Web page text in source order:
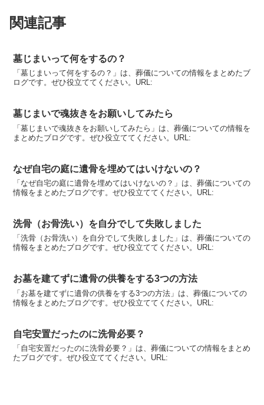
関連記事
墓じまいって何をするの？
「墓じまいって何をするの？」は、葬儀についての情報をまとめたブ
ログです。ぜひ役立ててください。URL:
墓じまいで魂抜きをお願いしてみたら
「墓じまいで魂抜きをお願いしてみたら」は、葬儀についての情報を
まとめたブログです。ぜひ役立ててください。URL:
なぜ自宅の庭に遺骨を埋めてはいけないの？
「なぜ自宅の庭に遺骨を埋めてはいけないの？」は、葬儀についての
情報をまとめたブログです。ぜひ役立ててください。URL:
洗骨（お骨洗い）を自分でして失敗しました
「洗骨（お骨洗い）を自分でして失敗しました」は、葬儀についての
情報をまとめたブログです。ぜひ役立ててください。URL:
お墓を建てずに遺骨の供養をする3つの方法
「お墓を建てずに遺骨の供養をする3つの方法」は、葬儀についての
情報をまとめたブログです。ぜひ役立ててください。URL:
自宅安置だったのに洗骨必要？
「自宅安置だったのに洗骨必要？」は、葬儀についての情報をまとめ
たブログです。ぜひ役立ててください。URL: